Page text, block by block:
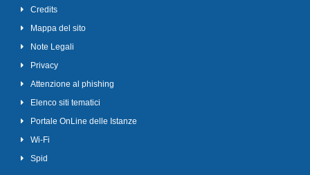
Credits
Mappa del sito
Note Legali
Privacy
Attenzione al phishing
Elenco siti tematici
Portale OnLine delle Istanze
Wi-Fi
Spid